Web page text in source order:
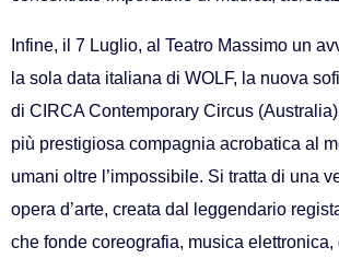
Infine, il 7 Luglio, al Teatro Massimo un
la sola data italiana di WOLF, la nuova
di CIRCA Contemporary Circus
più prestigiosa compagnia acrobatica al
umani oltre l’impossibile. Si tratta di una
opera d’arte, creata dal leggendario
che fonde coreografia, musica elettronica,